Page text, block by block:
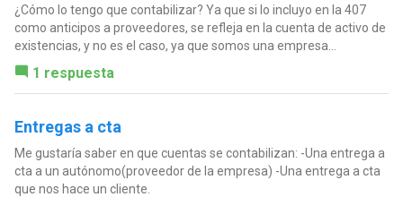
¿Cómo lo tengo que contabilizar? Ya que si lo incluyo en la 407
como anticipos a proveedores, se refleja en la cuenta de activo de
existencias, y no es el caso, ya que somos una empresa...
1 respuesta
Entregas a cta
Me gustaría saber en que cuentas se contabilizan: -Una entrega a
cta a un autónomo(proveedor de la empresa) -Una entrega a cta
que nos hace un cliente.